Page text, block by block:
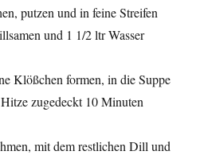
putzen und in feine Streifen
und 1 1/2 ltr Wasser
Klößchen formen, in die Suppe
zugedeckt 10 Minuten
mit dem restlichen Dill und